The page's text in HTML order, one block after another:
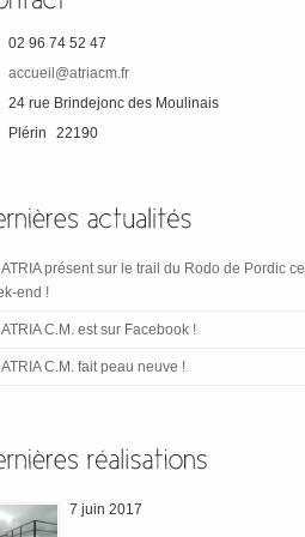
02 96 74 52 47
accueil@atriacm.fr
24 rue Brindejonc des Moulinais
Plérin
22190
ATRIA présent sur le trail du Rodo de Pordic ce
end !
ATRIA C.M. est sur Facebook !
ATRIA C.M. fait peau neuve !
7 juin 2017